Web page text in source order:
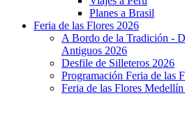
Planes a Brasil
Feria de las Flores 2026
A Bordo de la Tradición -
Antiguos 2026
Desfile de Silleteros 2026
Programación Feria de las
Feria de las Flores